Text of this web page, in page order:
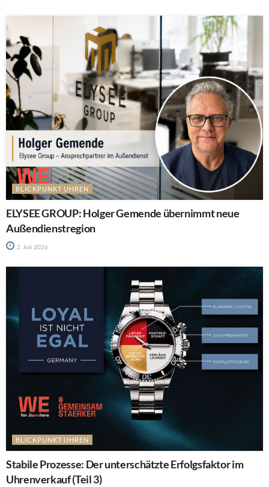
BLICKPUNKT UHREN
ELYSEE GROUP: Holger Gemende übernimmt neue
Außendienstregion
2. Juli 2026
BLICKPUNKT UHREN
Stabile Prozesse: Der unterschätzte Erfolgsfaktor im
Uhrenverkauf (Teil 3)